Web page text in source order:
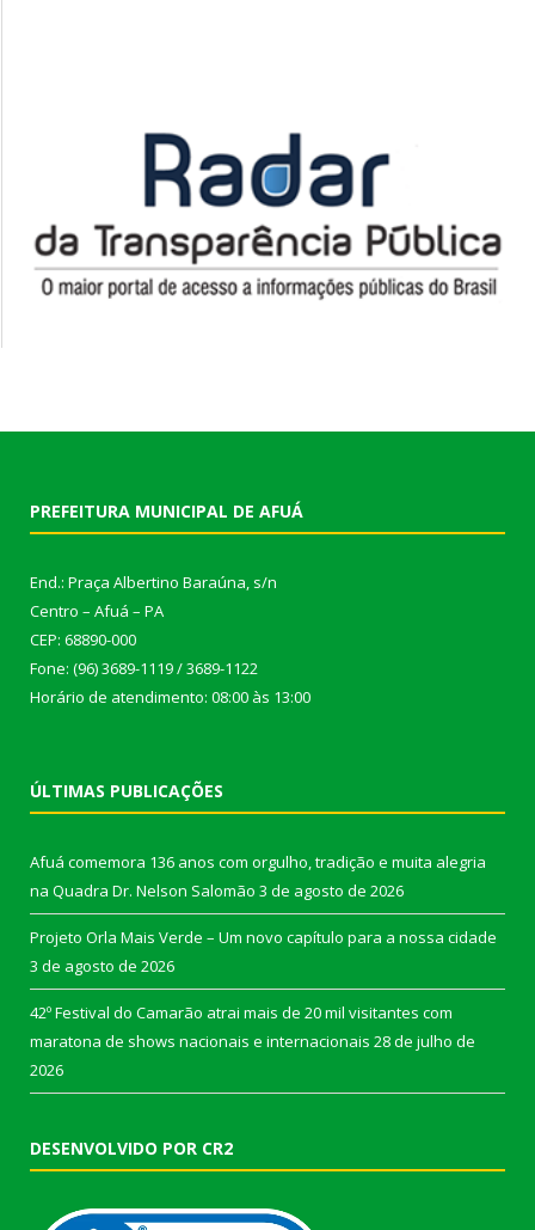
PREFEITURA MUNICIPAL DE AFUÁ
End.: Praça Albertino Baraúna, s/n
Centro – Afuá – PA
CEP: 68890-000
Fone: (96) 3689-1119 / 3689-1122
Horário de atendimento: 08:00 às 13:00
ÚLTIMAS PUBLICAÇÕES
Afuá comemora 136 anos com orgulho, tradição e muita alegria
na Quadra Dr. Nelson Salomão 3 de agosto de 2026
Projeto Orla Mais Verde – Um novo capítulo para a nossa cidade
3 de agosto de 2026
42º Festival do Camarão atrai mais de 20 mil visitantes com
maratona de shows nacionais e internacionais 28 de julho de
2026
DESENVOLVIDO POR CR2